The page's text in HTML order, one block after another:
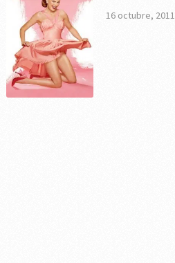
16 octubre, 2011